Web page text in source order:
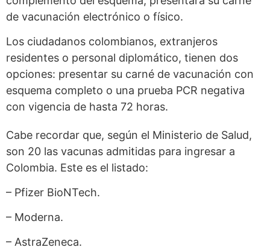
de vacunación electrónico o físico.
Los ciudadanos colombianos, extranjeros
residentes o personal diplomático, tienen dos
opciones: presentar su carné de vacunación con
esquema completo o una prueba PCR negativa
con vigencia de hasta 72 horas.
Cabe recordar que, según el Ministerio de Salud,
son 20 las vacunas admitidas para ingresar a
Colombia. Este es el listado:
– Pfizer BioNTech.
– Moderna.
– AstraZeneca.